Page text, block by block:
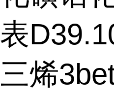
表
三烯